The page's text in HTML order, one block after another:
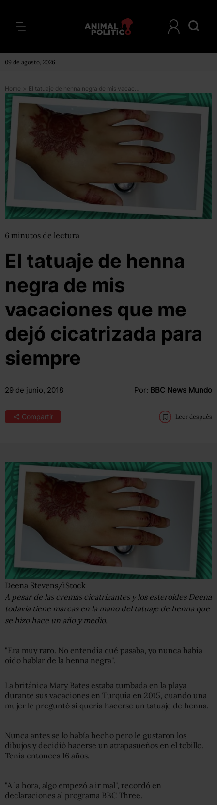
09 de agosto, 2026
Home > El tatuaje de henna negra de mis vacaciones que me dejó cicatrizada para siempre
6 minutos de lectura
El tatuaje de henna
negra de mis
vacaciones que me
dejó cicatrizada para
siempre
29 de junio, 2018 Por: BBC News Mundo
Compartir Leer después
Deena Stevens/iStock
A pesar de las cremas cicatrizantes y los esteroides Deena
todavía tiene marcas en la mano del tatuaje de henna que
se hizo hace un año y medio.
"Era muy raro. No entendía qué pasaba, yo nunca había
oído hablar de la henna negra".
La británica Mary Bates estaba tumbada en la playa
durante sus vacaciones en Turquía en 2015, cuando una
mujer le preguntó si quería hacerse un tatuaje de henna.
Nunca antes se lo había hecho pero le gustaron los
dibujos y decidió hacerse un atrapasueños en el tobillo.
Tenía entonces 16 años.
"A la hora, algo empezó a ir mal", recordó en
declaraciones al programa BBC Three.